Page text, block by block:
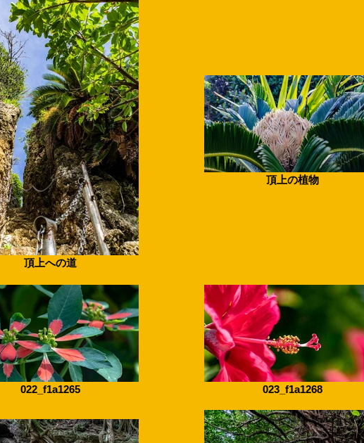
頂上への道
頂上の植物
022_f1a1265 023_f1a1268